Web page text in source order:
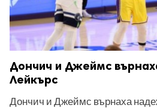
Дончич и Джеймс
Лейкърс
Дончич и Джеймс върнаха